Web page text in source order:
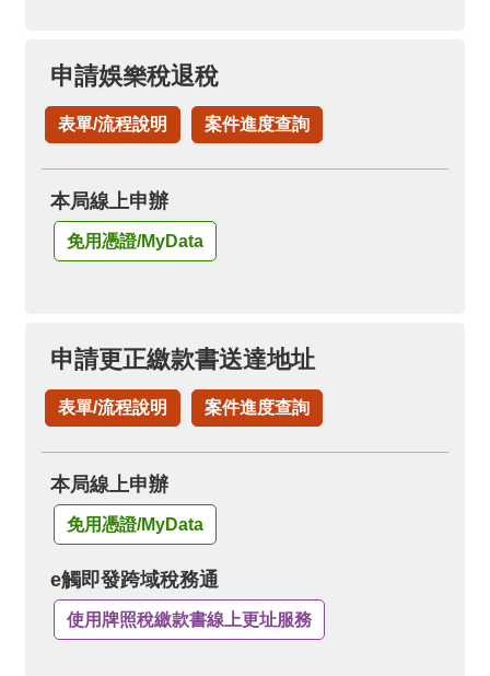
申請娛樂稅退稅
表單/流程說明 案件進度查詢
本局線上申辦
免用憑證/MyData
申請更正繳款書送達地址
表單/流程說明 案件進度查詢
本局線上申辦
免用憑證/MyData
e觸即發跨域稅務通
使用牌照稅繳款書線上更址服務